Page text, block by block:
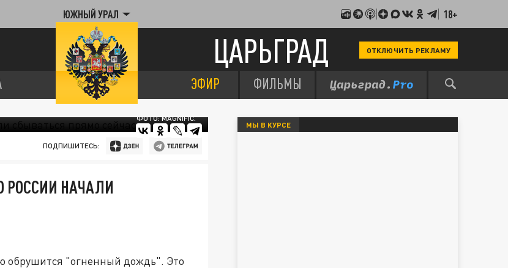
ЮЖНЫЙ УРАЛ 18+
ЦАРЬГРАД ОТКЛЮЧИТЬ РЕКЛАМУ
ЭФИР ФИЛЬМЫ
ФОТО: MAGNIFIC.
ПОДПИШИТЕСЬ:
РОССИИ НАЧАЛИ
обрушится "огненный дождь". Это
МЫ В КУРСЕ